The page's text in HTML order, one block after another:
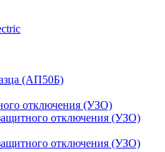
(АП50Б)
отключения (УЗО)
отключения (УЗО)
отключения (УЗО)